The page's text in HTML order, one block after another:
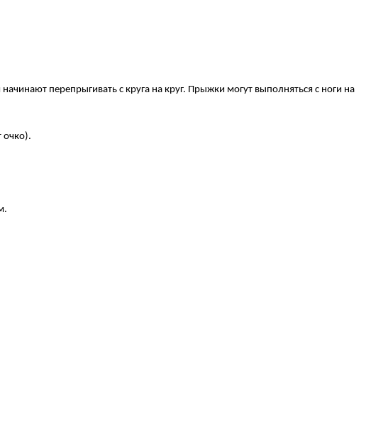
перепрыгивать с круга на круг. Прыжки могут выполняться с ноги на
очко).